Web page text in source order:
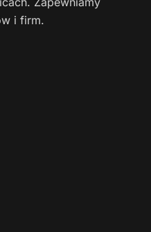
i firm.